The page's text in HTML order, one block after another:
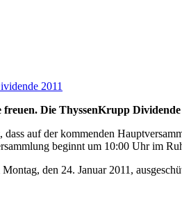
2011
Die ThyssenKrupp
auf der kommenden
beginnt um 10:00 Uhr im
den 24. Januar 2011,